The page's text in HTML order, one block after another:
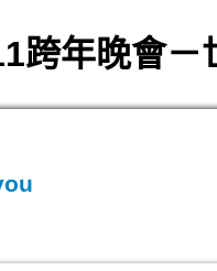
跨年晚會